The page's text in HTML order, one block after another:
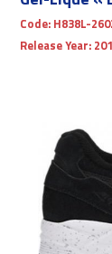
Code: H838L-
Release Year: